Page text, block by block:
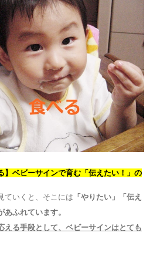
】ベビーサインで育む「伝えたい！」の
ていくと、そこには 「やりたい」「伝え
ふれています。
える手段として、ベビーサインはとても